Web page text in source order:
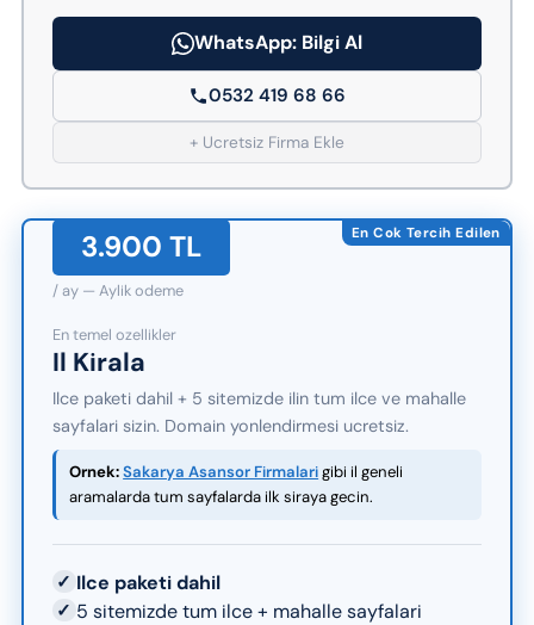
WhatsApp: Bilgi Al
0532 419 68 66
+ Ucretsiz Firma Ekle
En Cok Tercih Edilen
3.900 TL
/ ay — Aylik odeme
En temel ozellikler
Il Kirala
Ilce paketi dahil + 5 sitemizde ilin tum ilce ve mahalle
sayfalari sizin. Domain yonlendirmesi ucretsiz.
Ornek:Sakarya Asansor Firmalarigibi il geneli
aramalarda tum sayfalarda ilk siraya gecin.
✓ Ilce paketi dahil
✓ 5 sitemizde tum ilce + mahalle sayfalari